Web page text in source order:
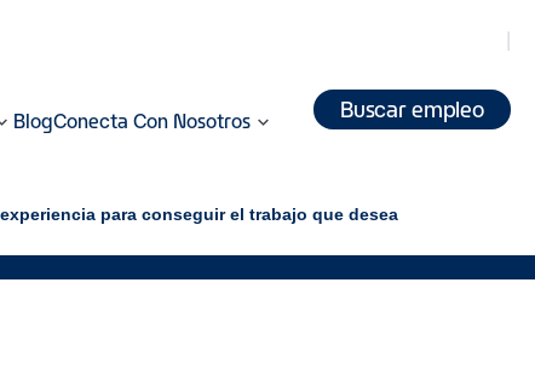
BlogConecta Con Nosotros
Buscar empleo
para conseguir el trabajo que desea